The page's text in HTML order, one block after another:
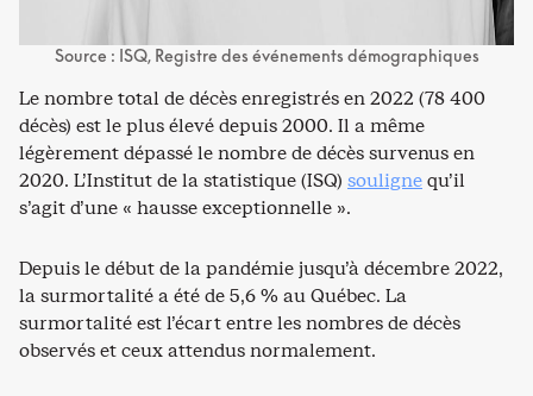
Source : ISQ, Registre des événements démographiques
Le nombre total de décès enregistrés en 2022 (78 400
décès) est le plus élevé depuis 2000. Il a même
légèrement dépassé le nombre de décès survenus en
2020. L’Institut de la statistique (ISQ) soulignequ’il
s’agit d’une « hausse exceptionnelle ».
Depuis le début de la pandémie jusqu’à décembre 2022,
la surmortalité a été de 5,6 % au Québec. La
surmortalité est l’écart entre les nombres de décès
observés et ceux attendus normalement.